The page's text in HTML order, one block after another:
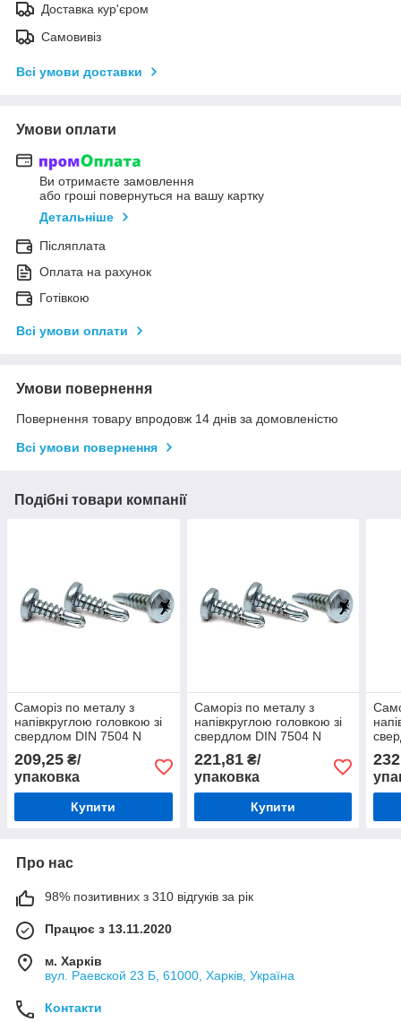
Доставка кур'єром
Самовивіз
Всі умови доставки
Умови оплати
Ви отримаєте замовлення
або гроші повернуться на вашу картку
Детальніше
Післяплата
Оплата на рахунок
Готівкою
Всі умови оплати
Умови повернення
Повернення товару впродовж 14 днів за домовленістю
Всі умови повернення
Подібні товари компанії
Саморіз по металу з
напівкруглою головкою зі
свердлом DIN 7504 N
209,25 ₴/
упаковка
Купити
Саморіз по металу з
напівкруглою головкою зі
свердлом DIN 7504 N
221,81₴/
упаковка
Купити
Про нас
98% позитивних з 310 відгуків за рік
Працює з 13.11.2020
м. Харків
вул. Раевской 23 Б, 61000, Харків, Україна
Контакти